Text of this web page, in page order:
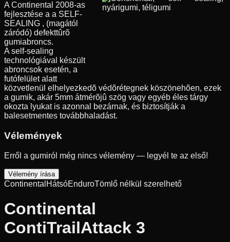
A Continental 2008-as
fejlesztése a a SELF-
SEALING , (magától
záródó) defekttûrõ
gumiabroncs.
A self-sealing
technológiával készült
abroncsok esetén, a
futófelület alatt
közvetlenül elhelyezkedõ védõrétegnek köszönehõen, ezek
a gumik, akár 5mm átmérõjû szög vagy egyéb éles tárgy
okozta lyukat is azonnal bezárnak, és biztosítják a
balesetmentes továbbhaladást.
Vélemények
Erről a gumiról még nincs vélemény — legyél te az első!
Vélemény írása
Continental HátsóEnduroTömlő nélkül szerelhető
Continental
ContiTrailAttack 3